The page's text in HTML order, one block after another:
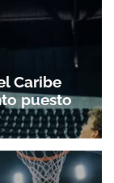
Caribe
puesto